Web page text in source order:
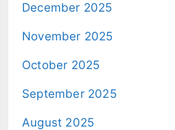
December 2025
November 2025
October 2025
September 2025
August 2025